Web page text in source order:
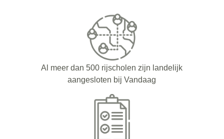
Al meer dan 500 rijscholen zijn landelijk
aangesloten bij Vandaag